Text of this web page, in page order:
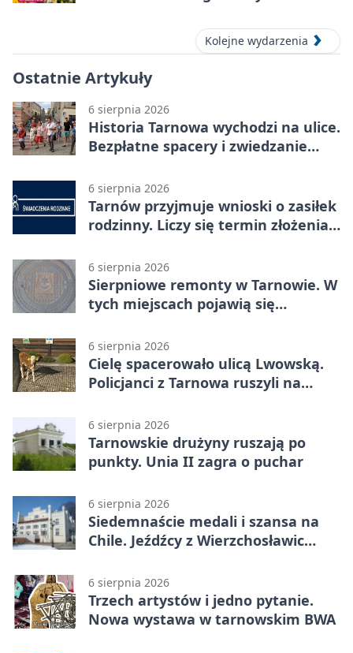
Kolejne wydarzenia
Ostatnie Artykuły
6 sierpnia 2026
Historia Tarnowa wychodzi na ulice.
Bezpłatne spacery i zwiedzanie
6 sierpnia 2026
Tarnów przyjmuje wnioski o zasiłek
rodzinny. Liczy się termin złożenia
6 sierpnia 2026
Sierpniowe remonty w Tarnowie. W
tych miejscach pojawią się
6 sierpnia 2026
Cielę spacerowało ulicą Lwowską.
Policjanci z Tarnowa ruszyli na
6 sierpnia 2026
Tarnowskie drużyny ruszają po
punkty. Unia II zagra o puchar
6 sierpnia 2026
Siedemnaście medali i szansa na
Chile. Jeźdźcy z Wierzchosławic
6 sierpnia 2026
Trzech artystów i jedno pytanie.
Nowa wystawa w tarnowskim BWA